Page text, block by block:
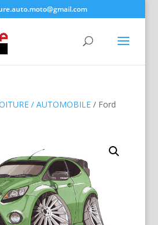
/ AUTOMOBILE/ Ford